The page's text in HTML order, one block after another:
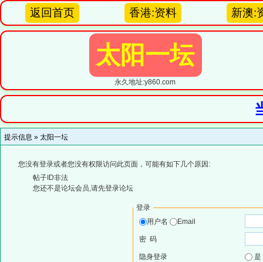
返回首页 香港:资料 新澳:
太阳一坛
永久地址:y860.com
提示信息 » 太阳一坛
您没有登录或者您没有权限访问此页面，可能有如下几个原因:
帖子ID非法
您还不是论坛会员,请先登录论坛
登录
用户名
Email
密 码
隐身登录